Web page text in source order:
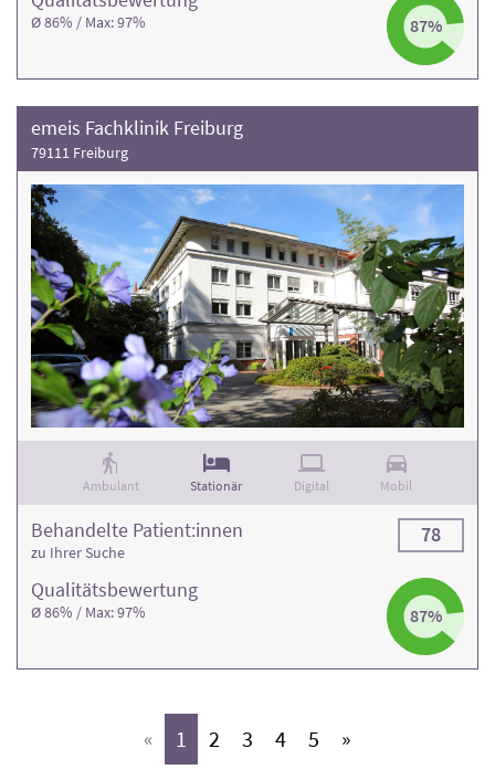
Ø 86% / Max: 97% 87%
emeis Fachklinik Freiburg
79111 Freiburg
Ambulant Stationär Digital Mobil
Qualitäts­bewertung
Ø 86% / Max: 97% 87%
Behandelte Patient:innen
zu Ihrer Suche
78
« 1 (aktiv)
2 (aktiv)
3 (aktiv)
4(aktiv)
5 (aktiv)
»